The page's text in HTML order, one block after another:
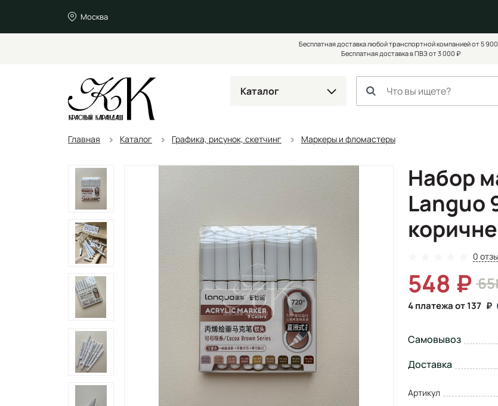
Москва
Бесплатная доставка любой транспортной компанией от 5
Бесплатная доставка в ПВЗ от 3 000 ₽
Каталог
Главная Каталог Графика, рисунок, скетчинг Маркеры и фломастеры
Набор
Languo
0
548
4 платежа от 137
Самовывоз
Доставка
Артикул